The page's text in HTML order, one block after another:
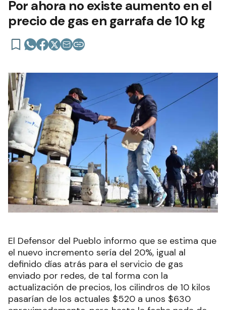
Por ahora no existe aumento en el
precio de gas en garrafa de 10 kg
El Defensor del Pueblo informo que se estima que
el nuevo incremento sería del 20%, igual al
definido días atrás para el servicio de gas
enviado por redes, de tal forma con la
actualización de precios, los cilindros de 10 kilos
pasarían de los actuales $520 a unos $630